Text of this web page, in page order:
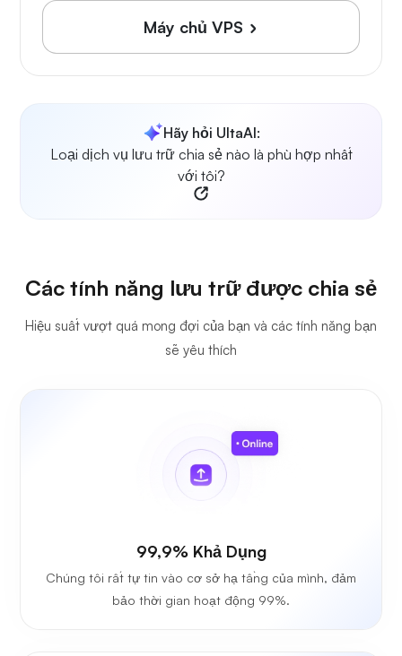
Máy chủ VPS
Hãy hỏi UltaAI:
Loại dịch vụ lưu trữ chia sẻ nào là phù hợp nhất
với tôi?
Các tính năng lưu trữ được chia sẻ
Hiệu suất vượt quá mong đợi của bạn và các tính năng bạn
sẽ yêu thích
99,9% Khả Dụng
Chúng tôi rất tự tin vào cơ sở hạ tầng của mình, đảm
bảo thời gian hoạt động 99%.